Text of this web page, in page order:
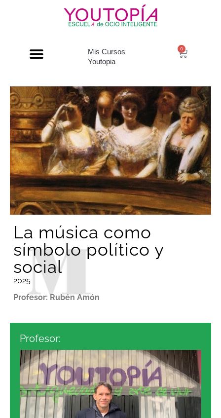
Mis Cursos
Youtopia
0
La música como
símbolo político y
social
2025
Profesor: Rubén Amón
Profesor: